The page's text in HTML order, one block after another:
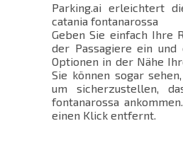
Parking.ai erleichtert
catania fontanarossa
Geben Sie einfach Ihre
der Passagiere ein
Optionen in der Nähe
Sie können sogar
um sicherzustellen,
fontanarossa
einen Klick entfernt.